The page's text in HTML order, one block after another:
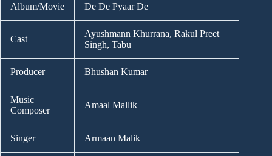
Album/Movie De De Pyaar De
Cast
Ayushmann Khurrana, Rakul Preet
Singh, Tabu
Producer Bhushan Kumar
Music
Composer
Amaal Mallik
Singer Armaan Malik